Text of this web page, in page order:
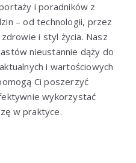
i poradników z
– od technologii, przez
i styl życia. Nasz
nieustannie dąży do
i wartościowych
Ci poszerzyć
wykorzystać
w praktyce.